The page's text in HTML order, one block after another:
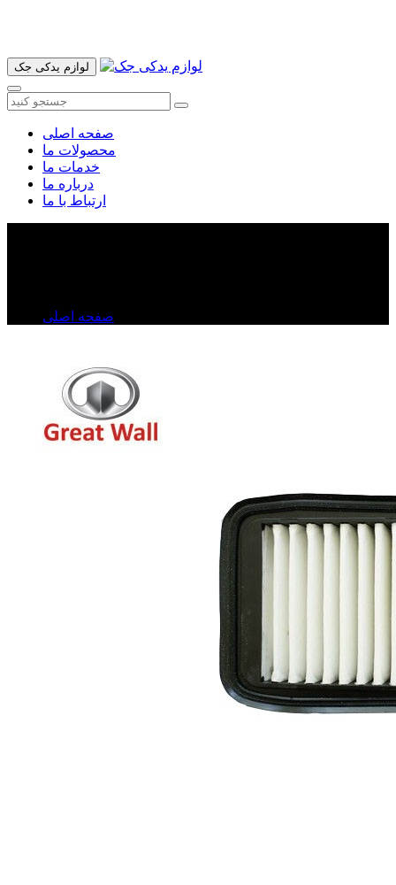
لوازم یدکی جک
صفحه اصلی
محصولات ما
خدمات ما
درباره ما
ارتباط با ما
صفحه اصلی